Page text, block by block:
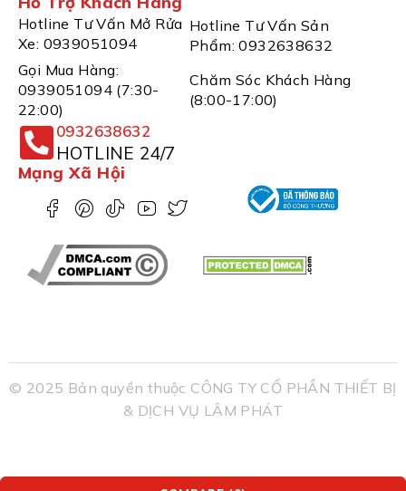
Hotline Tư Vấn Mở Rửa
Xe: 0939051094
Hotline Tư Vấn Sản
Phẩm: 0932638632
Gọi Mua Hàng:
0939051094 (7:30-
22:00)
Chăm Sóc Khách Hàng
(8:00-17:00)
0932638632
HOTLINE 24/7
Mạng Xã Hội
© 2025 Bản quyền thuộc CÔNG TY CỔ PHẦN THIẾT BỊ
& DỊCH VỤ LÂM PHÁT